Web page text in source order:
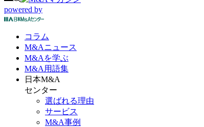
powered by
コラム
M&Aニュース
M&Aを学ぶ
M&A 用語集
日本M&A
センター
選ばれる理由
サービス
M&A事例